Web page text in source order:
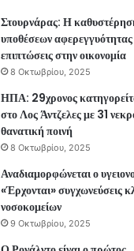
Στουρνάρας: Η
υποθέσεων
επιπτώσεις στην οικονομία
8 Οκτωβρίου, 2025
ΗΠΑ: 29χρονος
στο Λος Άντζελες με 31
θανατική ποινή
8 Οκτωβρίου, 2025
Αναδιαμορφώνεται ο
«Έρχονται» συγχωνεύσεις
νοσοκομείων
9 Οκτωβρίου, 2025